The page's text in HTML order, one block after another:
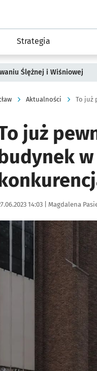
Strategia
Ślężnej i Wiśniowej
Aktualności
już
w
publikacji:
14:03 | Autor:
Magdalena
Kliknij, aby zobaczyć